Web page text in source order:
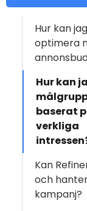
Hur kan jag
optimera
Hur kan
baserat
verkliga
Kan
och
kampanj?